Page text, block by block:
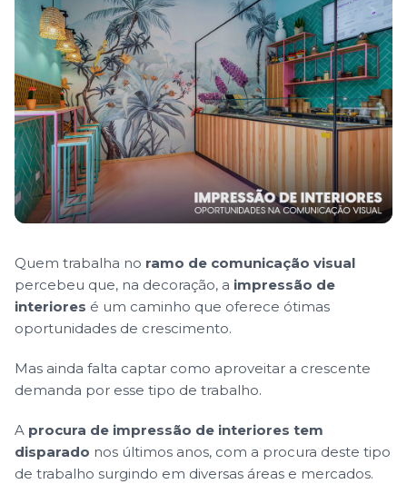
Quem trabalha no ramo de comunicação visual
percebeu que, na decoração, a impressão de
interiores é um caminho que oferece ótimas
oportunidades de crescimento.
Mas ainda falta captar como aproveitar a crescente
demanda por esse tipo de trabalho.
A procura de impressão de interiores tem
disparado nos últimos anos, com a procura deste tipo
de trabalho surgindo em diversas áreas e mercados.